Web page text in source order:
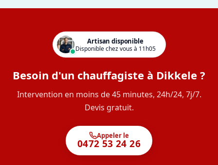
Artisan disponible
Disponible chez vous à 11h05
Besoin d'un chauffagiste à Dikkele ?
Intervention en moins de 45 minutes, 24h/24, 7j/7.
Devis gratuit.
Appeler le
0472 53 24 26